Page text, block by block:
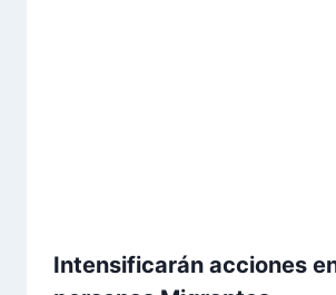
Intensificarán acciones